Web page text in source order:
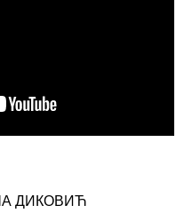
ДИКОВИЋ